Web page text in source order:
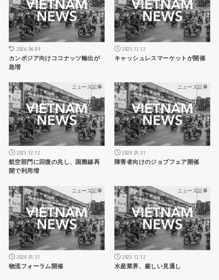
2026.06.09
カンボジア向けココナッツ輸出が
急増
2023.12.12
キャッシュレスマーケットが開催
ニュース記事
2023.12.12
航空部門に回復の兆し、国際線再
開で利用増
ニュース記事
2024.01.31
障害者向けのジョブフェア開催
ニュース記事
2024.01.31
物流フォーラム開催
ニュース記事
2023.12.12
水産業界、厳しい見通し